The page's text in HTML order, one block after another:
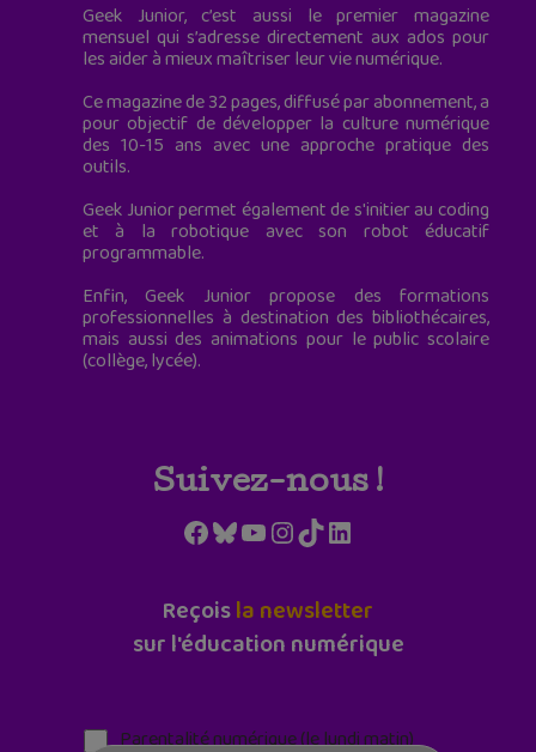
Geek Junior, c’est aussi le premier magazine
mensuel qui s’adresse directement aux ados pour
les aider à mieux maîtriser leur vie numérique.
Ce magazine de 32 pages, diffusé par abonnement, a
pour objectif de développer la culture numérique
des 10-15 ans avec une approche pratique des
outils.
Geek Junior permet également de s'initier au coding
et à la robotique avec son robot éducatif
programmable.
Enfin, Geek Junior propose des formations
professionnelles à destination des bibliothécaires,
mais aussi des animations pour le public scolaire
(collège, lycée).
Suivez-nous !
Facebook
Bluesky
YouTube
Instagram
TikTokLinkedIn
Reçoisla newsletter
sur l'éducation numérique
Parentalité numérique (le lundi matin)